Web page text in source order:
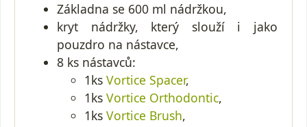
Základna se 600 ml nádržkou,
kryt nádržky, který slouží i jako
pouzdro na nástavce,
8 ks nástavců:
1ksVortice Spacer,
1ksVortice Orthodontic,
1ksVortice Brush,